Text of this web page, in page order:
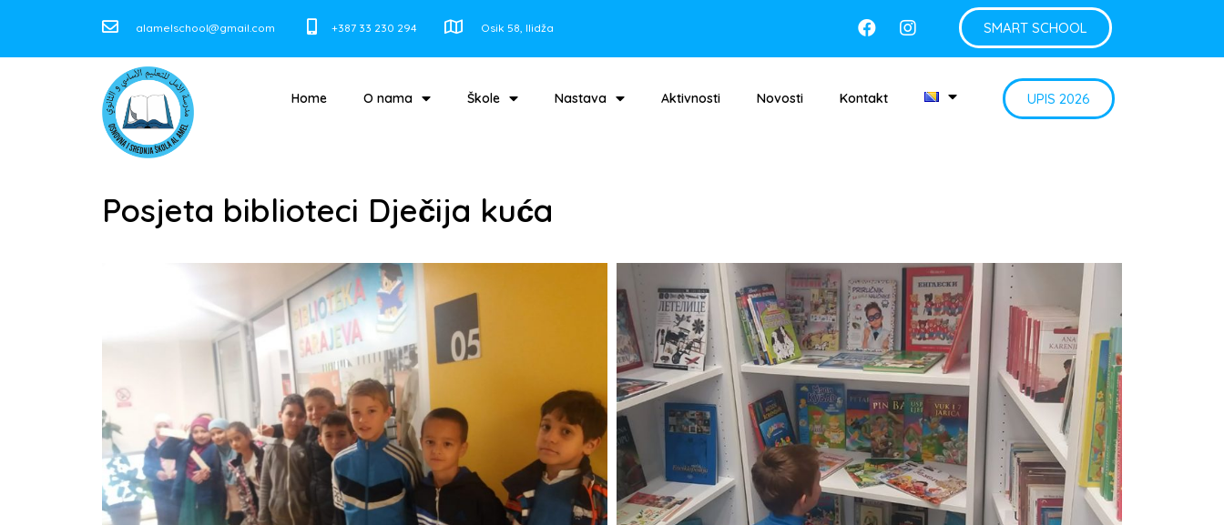
alamelschool@gmail.com +387 33 230 294 Osik 58, Ilidža SMART SCHOOL
Home O nama Škole Nastava Aktivnosti Novosti Kontakt UPIS 2026
Posjeta biblioteci Dječija kuća